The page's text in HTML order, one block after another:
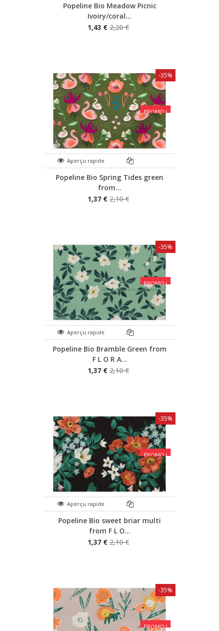
Popeline Bio Meadow Picnic
Ivoiry/coral...
1,43 € 2,20 €
PROMO !
Aperçu rapide
Popeline Bio Spring Tides green
from...
1,37 € 2,10 €
-35%
PROMO !
Aperçu rapide
Popeline Bio Bramble Green from
F L O R A...
1,37 € 2,10 €
-35%
PROMO !
Aperçu rapide
Popeline Bio sweet briar multi
from F L O...
1,37 € 2,10 €
-35%
PROMO !
-35%